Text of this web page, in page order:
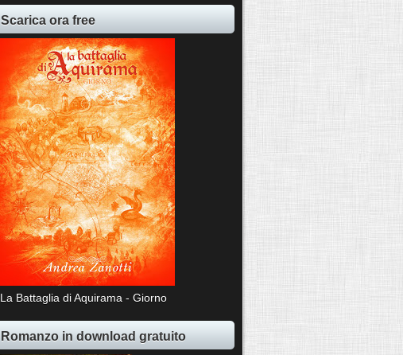
Scarica ora free
La Battaglia di Aquirama - Giorno
Romanzo in download gratuito